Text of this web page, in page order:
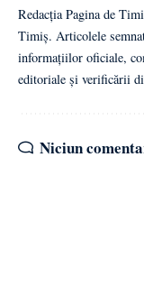
Redacția Pagina de
Timiș. Articolele
informațiilor oficiale,
editoriale și verificării
Niciun